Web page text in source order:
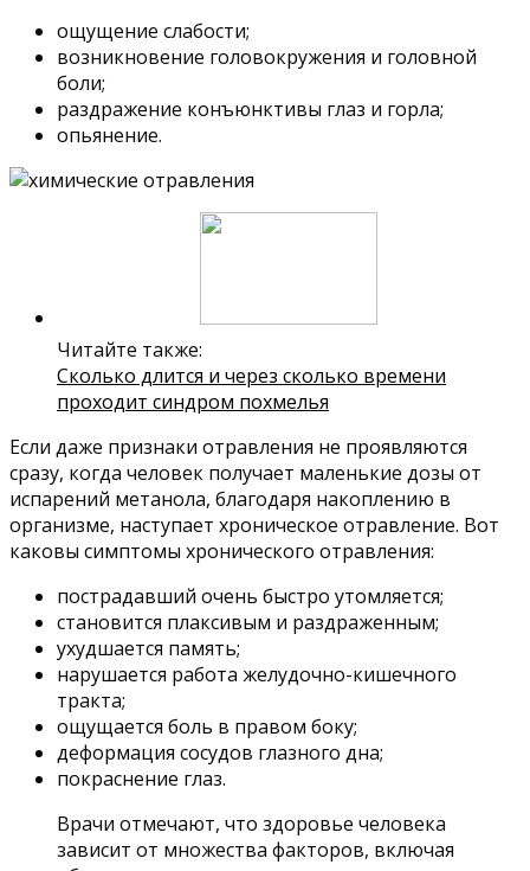
ощущение слабости;
возникновение головокружения и головной
боли;
раздражение конъюнктивы глаз и горла;
опьянение.
Читайте также:
Сколько длится и через сколько времени
проходит синдром похмелья
Если даже признаки отравления не проявляются
сразу, когда человек получает маленькие дозы от
испарений метанола, благодаря накоплению в
организме, наступает хроническое отравление. Вот
каковы симптомы хронического отравления:
пострадавший очень быстро утомляется;
становится плаксивым и раздраженным;
ухудшается память;
нарушается работа желудочно-кишечного
тракта;
ощущается боль в правом боку;
деформация сосудов глазного дна;
покраснение глаз.
Врачи отмечают, что здоровье человека
зависит от множества факторов, включая